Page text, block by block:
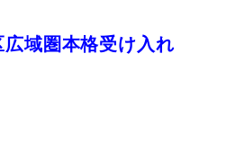
域圏本格受け入れ